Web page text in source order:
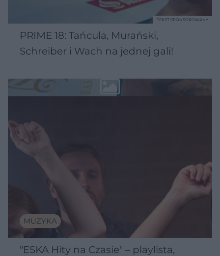
PRIME 18: Tańcula, Murański,
Schreiber i Wach na jednej gali!
TEKST SPONSOROWANY
MUZYKA
"ESKA Hity na Czasie" – playlista,